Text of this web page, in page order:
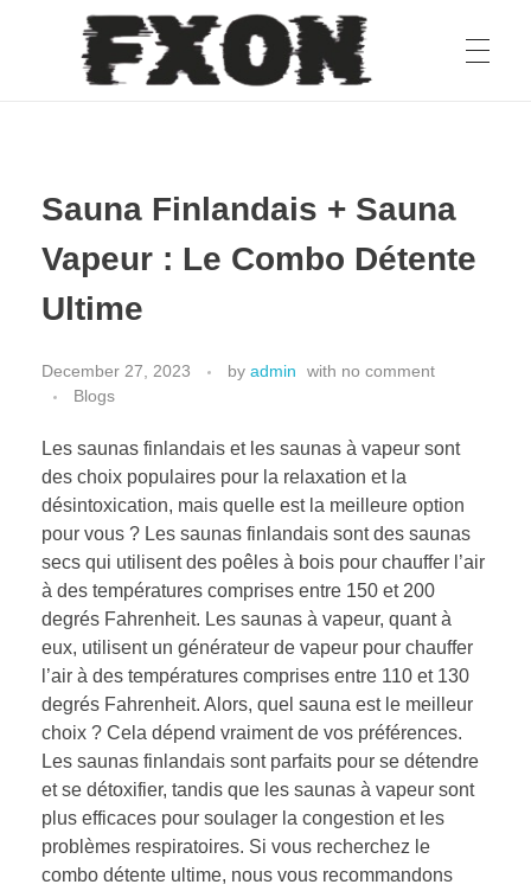
fxon
Sauna Finlandais + Sauna
Vapeur : Le Combo Détente
Ultime
December 27, 2023 by admin with no comment
Blogs
Les saunas finlandais et les saunas à vapeur sont
des choix populaires pour la relaxation et la
désintoxication, mais quelle est la meilleure option
pour vous ? Les saunas finlandais sont des saunas
secs qui utilisent des poêles à bois pour chauffer l’air
à des températures comprises entre 150 et 200
degrés Fahrenheit. Les saunas à vapeur, quant à
eux, utilisent un générateur de vapeur pour chauffer
l’air à des températures comprises entre 110 et 130
degrés Fahrenheit. Alors, quel sauna est le meilleur
choix ? Cela dépend vraiment de vos préférences.
Les saunas finlandais sont parfaits pour se détendre
et se détoxifier, tandis que les saunas à vapeur sont
plus efficaces pour soulager la congestion et les
problèmes respiratoires. Si vous recherchez le
combo détente ultime, nous vous recommandons